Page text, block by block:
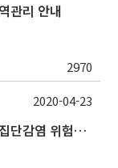
관리 안내
2970
코로나19 대응 사회적 거리두기 추진 및 집단감염 위험시설 방역지침 일부 개정 안내
2020-04-23